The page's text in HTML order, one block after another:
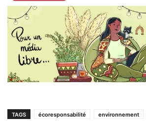
TAGS écoresponsabilité environnement